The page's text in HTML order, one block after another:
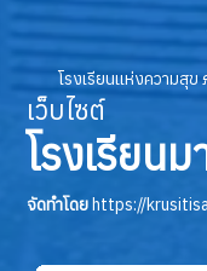
โรงเรียนแห่งความสุ
เว็บไซต์
โรงเรียน
จัดทำโดย https://